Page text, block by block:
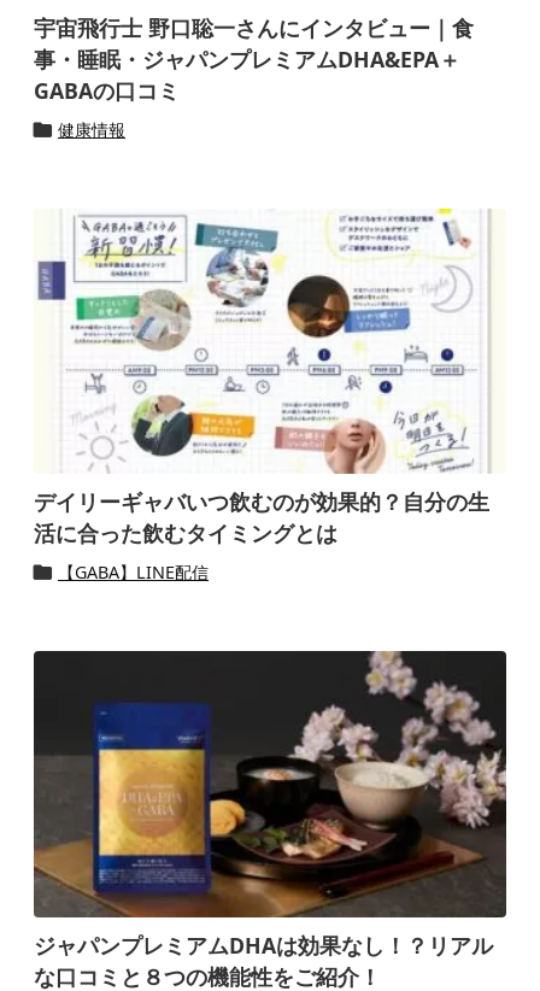
宇宙飛行士 野口聡一さんにインタビュー｜食
事・睡眠・ジャパンプレミアムDHA&EPA＋
GABAの口コミ
 健康情報
デイリーギャバいつ飲むのが効果的？自分の生
活に合った飲むタイミングとは
 【GABA】LINE配信
ジャパンプレミアムDHAは効果なし！？リアル
な口コミと８つの機能性をご紹介！